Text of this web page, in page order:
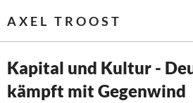
AXEL TROOST
Startseite
Kapital und Kultur -
kämpft mit Gegenwind